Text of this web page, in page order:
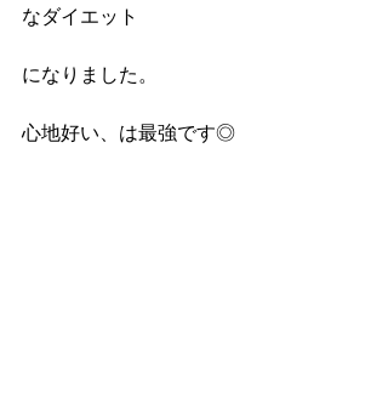
なダイエット
になりました。
心地好い、は最強です◎